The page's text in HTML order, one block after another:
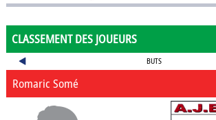
CLASSEMENT DES JOUEURS
BUTS
Romaric Somé